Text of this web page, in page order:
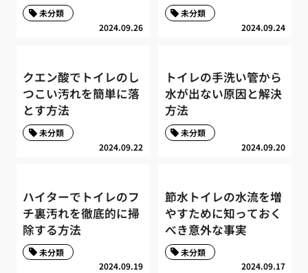
2024.09.26
未分類
2024.09.24
未分類
クエン酸でトイレのし
つこい汚れを簡単に落
とす方法
2024.09.22
未分類
トイレの手洗い管から
水が出ない原因と解決
方法
2024.09.20
未分類
ハイターでトイレのフ
チ裏汚れを徹底的に掃
除する方法
2024.09.19
未分類
節水トイレの水流を増
やすために知っておく
べき意外な事実
2024.09.17
未分類